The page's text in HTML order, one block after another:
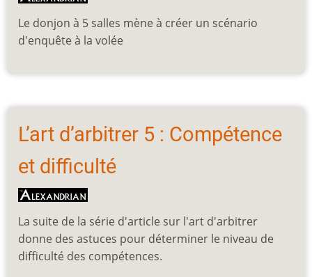
Le donjon à 5 salles mène à créer un scénario
d'enquête à la volée
L’art d’arbitrer 5 : Compétence
et difficulté
La suite de la série d'article sur l'art d'arbitrer
donne des astuces pour déterminer le niveau de
difficulté des compétences.